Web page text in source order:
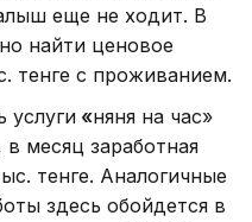
еще не ходит. В
найти ценовое
тенге с проживанием.
услуги «няня на час»
в месяц заработная
тенге. Аналогичные
здесь обойдется в